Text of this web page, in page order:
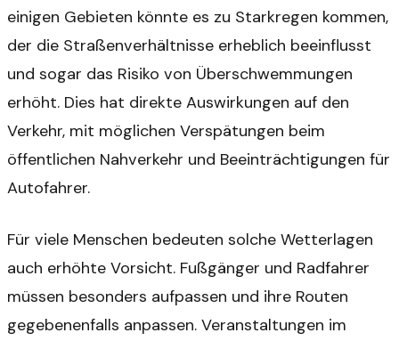
einigen Gebieten könnte es zu Starkregen kommen,
der die Straßenverhältnisse erheblich beeinflusst
und sogar das Risiko von Überschwemmungen
erhöht. Dies hat direkte Auswirkungen auf den
Verkehr, mit möglichen Verspätungen beim
öffentlichen Nahverkehr und Beeinträchtigungen für
Autofahrer.
Für viele Menschen bedeuten solche Wetterlagen
auch erhöhte Vorsicht. Fußgänger und Radfahrer
müssen besonders aufpassen und ihre Routen
gegebenenfalls anpassen. Veranstaltungen im